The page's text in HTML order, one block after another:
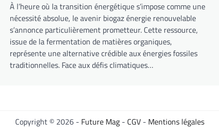
À l’heure où la transition énergétique s’impose comme une
nécessité absolue, le avenir biogaz énergie renouvelable
s’annonce particulièrement prometteur. Cette ressource,
issue de la fermentation de matières organiques,
représente une alternative crédible aux énergies fossiles
traditionnelles. Face aux défis climatiques…
Copyright © 2026 - Future Mag- CGV- Mentions légales